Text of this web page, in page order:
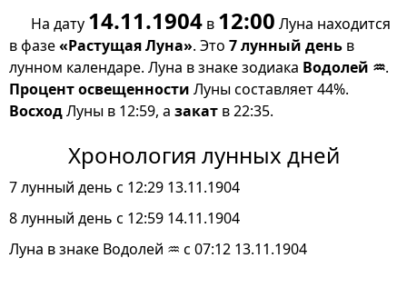
На дату 14.11.1904 в 12:00 Луна находится
в фазе«Растущая Луна». Это 7 лунный день в
лунном календаре. Луна в знаке зодиака Водолей ♒.
Процент освещенности Луны составляет 44%.
ВосходЛуны в 12:59, а закат в 22:35.
Хронология лунных дней
7 лунный день с 12:29 13.11.1904
8 лунный день с 12:59 14.11.1904
Луна в знаке Водолей ♒ с 07:12 13.11.1904